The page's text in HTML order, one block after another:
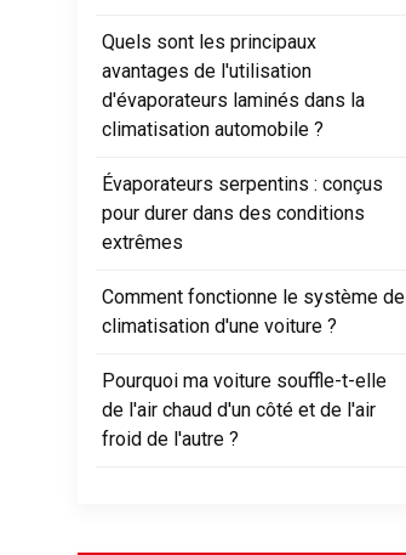
Quels sont les principaux
avantages de l'utilisation
d'évaporateurs laminés dans la
climatisation automobile ?
Évaporateurs serpentins : conçus
pour durer dans des conditions
extrêmes
Comment fonctionne le système de
climatisation d'une voiture ?
Pourquoi ma voiture souffle-t-elle
de l'air chaud d'un côté et de l'air
froid de l'autre ?